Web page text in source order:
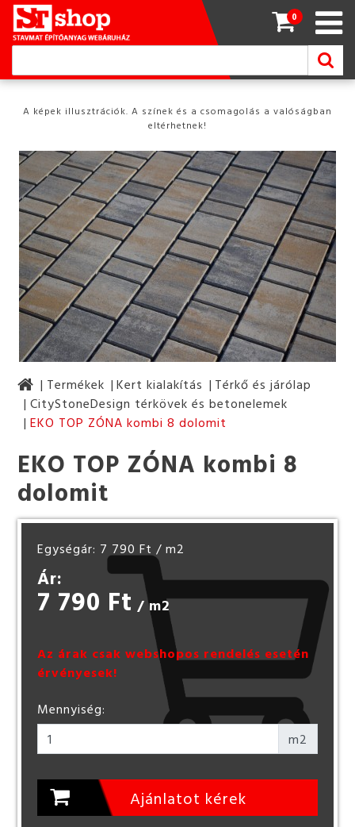
0
A képek illusztrációk. A színek és a csomagolás a valóságban
eltérhetnek!
Termékek Kert kialakítás
Térkő és járólap
CityStoneDesign térkövek és betonelemek
EKO TOP ZÓNA kombi 8 dolomit
EKO TOP ZÓNA kombi 8
dolomit
Egységár: 7 790 Ft / m2
Ár:
7 790 Ft / m2
Az árak csak webshopos rendelés esetén
érvényesek!
Mennyiség:
m2
Ajánlatot kérek